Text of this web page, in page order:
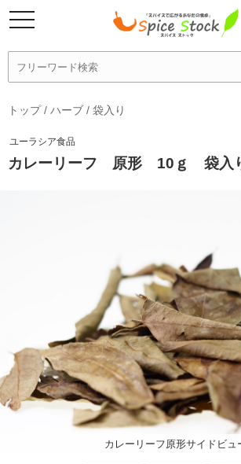
トップ/ ハーブ / 袋入り
ユーラシア食品
カレーリーフ 原形 10ｇ 袋入
カレーリーフ原形サイドビュ